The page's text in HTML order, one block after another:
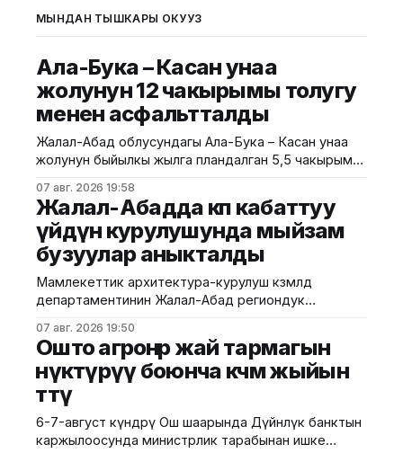
МЫНДАН ТЫШКАРЫ ОКУҢУЗ
Ала-Бука – Касан унаа
жолунун 12 чакырымы толугу
менен асфальтталды
Жалал-Абад облусундагы Ала-Бука – Касан унаа
жолунун быйылкы жылга пландалган 5,5 чакырым
аяктады. Транспорт жана коммуникациялар
министрлигинин маалыматына ылайык, жол куруу
иштери №17 Жол эксплуатациялоо мекемеси
тарабынан белгиленген графикке ылайык,
курулуштун сапат талаптарын сактоо менен
жүргүзүлдү. Аталган жолдун жалпы 12 чакырымына
07 авг. 2026 19:58
Жалал-Абадда көп кабаттуу
үйдүн курулушунда мыйзам
бузуулар аныкталды
Мамлекеттик архитектура-курулуш көзөмөлдөө
департаментинин Жалал-Абад региондук
текшерүү жүргүздү. Бул тууралуу Курулуш
министрлигинин басма сөз кызматы билдирди.
Маалыматка ылайык, текшерүү Байзаков көчөсү, 46
дарегинде курулуп жаткан объектте өткөрүлүп,
техникалык талаптардын бузулганы аныкталды.
Белгиленгендей, курулуш иштери бекитилген
долбоордук документациядан четтөө менен
07 авг. 2026 19:50
Ошто агроөнөр жай тармагын
өнүктүрүү боюнча көчмө жыйын
өттү
6-7-август күндөрү Ош шаарында Дүйнөлүк банктын
каржылоосунда министрлик тарабынан ишке